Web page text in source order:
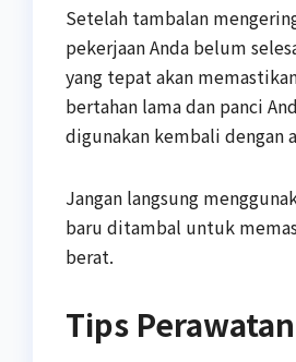
Setelah tambalan
pekerjaan Anda belum
yang tepat akan
bertahan lama dan panci
digunakan kembali dengan
Jangan langsung
baru ditambal untuk
berat.
Tips